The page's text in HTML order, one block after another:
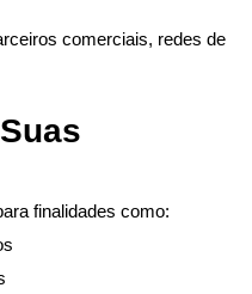
comerciais, redes de
finalidades como: